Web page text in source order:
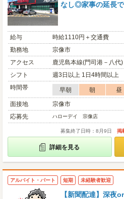
なし◎家事の延長で
給与
時給1110円＋交通費
勤務地
宗像市
アクセス
鹿児島本線(門司港－八代
シフト
週3日以上 1日4時間以上
時間帯
早朝 朝 昼
面接地
宗像市
応募先
ハローデイ 宗像店
募集終了日時：8月9日 掲
詳細を見る
アルバイト・パート 短期 未経験者歓迎
【新聞配達】深夜